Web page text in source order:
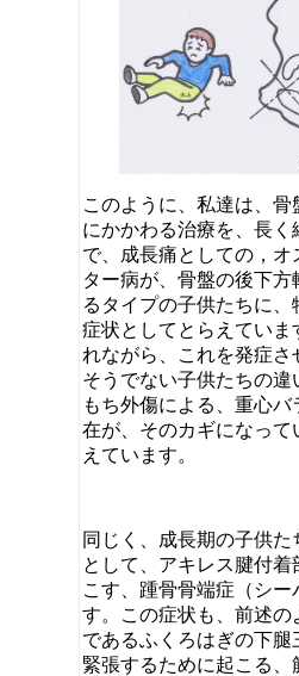
このように、私達は、骨
にかかわる治療を、長く
で、成長痛としての，オ
ター病が、骨盤の後下方
るタイプの子供たちに、
症状としてとらえていま
れながら、これを発症さ
そうでない子供たちの
もち外傷による、重心
在が、そのカギになって
えています。
同じく、成長期の子供た
として、アキレス腱付着
こす、踵骨骨端症（シー
す。この症状も、前述の
であるふくろはぎの下腿
緊張するために起こる、